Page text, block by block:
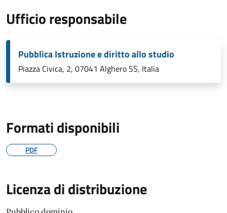
Ufficio responsabile
Pubblica Istruzione e diritto allo studio
Piazza Civica, 2, 07041 Alghero SS, Italia
Formati disponibili
PDF
Licenza di distribuzione